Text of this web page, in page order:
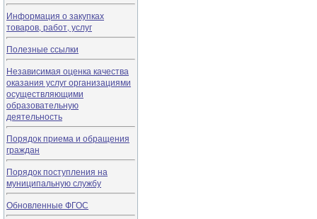
Информация о закупках
товаров, работ, услуг
Полезные ссылки
Независимая оценка качества
оказания услуг организациями
осуществляющими
образовательную
деятельность
Порядок приема и обращения
граждан
Порядок поступления на
муниципальную службу
Обновленные ФГОС